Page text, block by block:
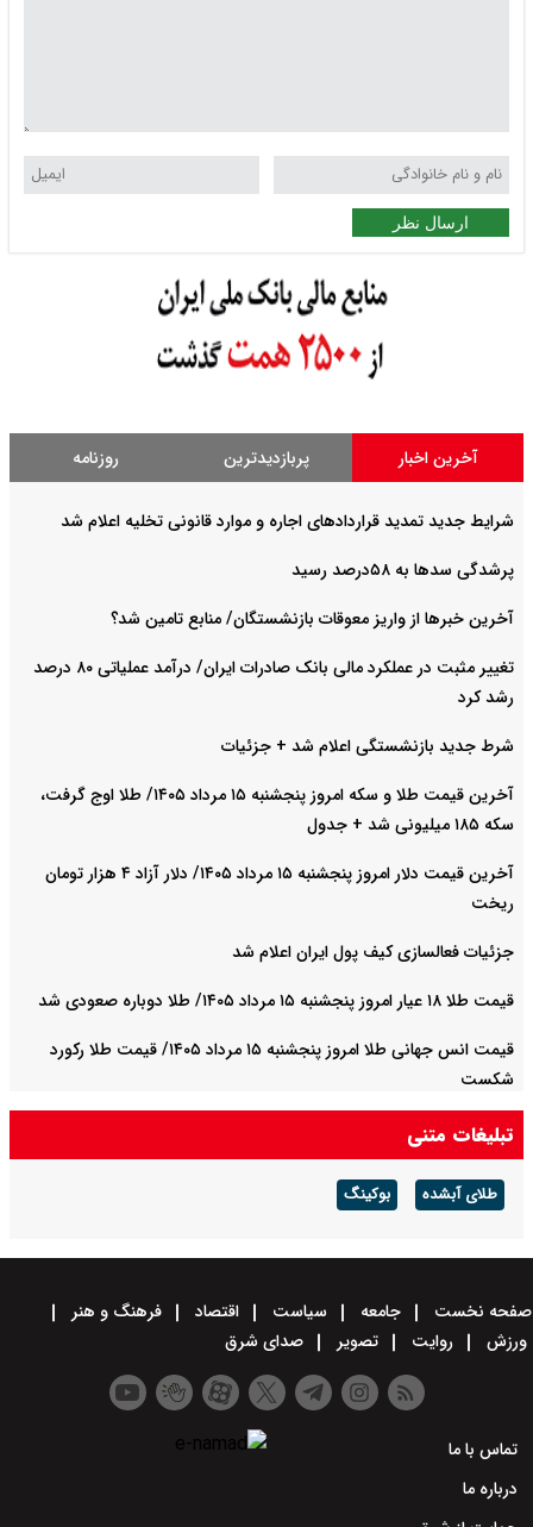
ارسال نظر
آخرین اخبار پربازدیدترین روزنامه
شرایط جدید تمدید قراردادهای اجاره و موارد قانونی تخلیه اعلام شد
پرشدگی سدها به ۵۸درصد رسید
آخرین خبرها از واریز معوقات بازنشستگان/ منابع تامین شد؟
تغییر مثبت در عملکرد مالی بانک صادرات ایران/ درآمد عملیاتی ۸۰ درصد
رشد کرد
شرط جدید بازنشستگی اعلام شد + جزئیات
آخرین قیمت طلا و سکه امروز پنجشنبه ۱۵ مرداد ۱۴۰۵/ طلا اوج گرفت،
سکه ۱۸۵ میلیونی شد + جدول
آخرین قیمت دلار امروز پنجشنبه ۱۵ مرداد ۱۴۰۵/ دلار آزاد ۴ هزار تومان
ریخت
جزئیات فعالسازی کیف پول ایران اعلام شد
قیمت طلا ۱۸ عیار امروز پنجشنبه ۱۵ مرداد ۱۴۰۵/ طلا دوباره صعودی شد
قیمت انس جهانی طلا امروز پنجشنبه ۱۵ مرداد ۱۴۰۵/ قیمت طلا رکورد
شکست
تبلیغات متنی
طلای آبشده بوکینگ
صفحه نخست جامعه سیاست اقتصاد
فرهنگ و هنر
ورزش
روایت تصویر صدای شرق
تماس با ما
درباره ما